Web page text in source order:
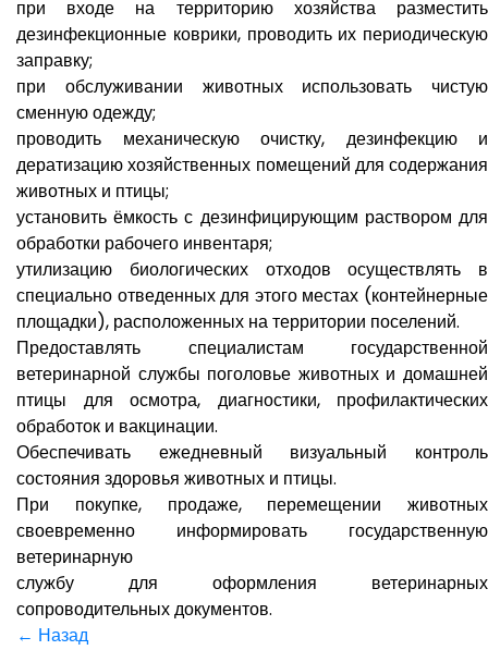
при входе на территорию хозяйства разместить
дезинфекционные коврики, проводить их периодическую
заправку;
при обслуживании животных использовать чистую
сменную одежду;
проводить механическую очистку, дезинфекцию и
дератизацию хозяйственных помещений для содержания
животных и птицы;
установить ёмкость с дезинфицирующим раствором для
обработки рабочего инвентаря;
утилизацию биологических отходов осуществлять в
специально отведенных для этого местах (контейнерные
площадки), расположенных на территории поселений.
Предоставлять специалистам государственной
ветеринарной службы поголовье животных и домашней
птицы для осмотра, диагностики, профилактических
обработок и вакцинации.
Обеспечивать ежедневный визуальный контроль
состояния здоровья животных и птицы.
При покупке, продаже, перемещении животных
своевременно информировать государственную
ветеринарную
службу для оформления ветеринарных
сопроводительных документов.
← Назад